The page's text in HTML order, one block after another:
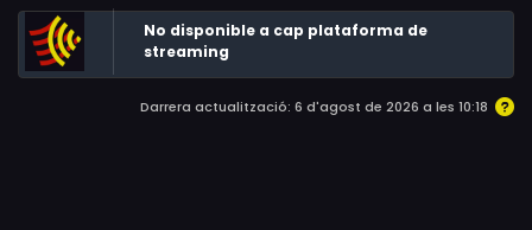
junts recorden el rodatge de la sèrie a l'emblemàtic
castell de Marienburg i esperen amb il·lusió l'estrena de
la segona temporada.
No disponible a cap plataforma de
streaming
Darrera actualització: 6 d'agost de 2026 a les 10:18